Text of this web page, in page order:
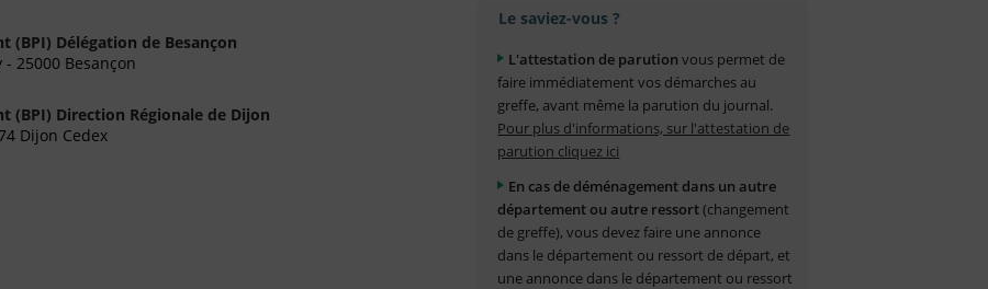
(BPI) Délégation de Besançon
25000 Besançon
(BPI) Direction Régionale de Dijon
Dijon Cedex
Le saviez-vous ?
L'attestation de parution vous permet de
faire immédiatement vos démarches au
greffe, avant même la parution du journal.
Pour plus d'informations, sur l'attestation de
parution cliquez ici
En cas de déménagement dans un autre
département ou autre ressort(changement
de greffe), vous devez faire une annonce
dans le département ou ressort de départ, et
une annonce dans le département ou ressort